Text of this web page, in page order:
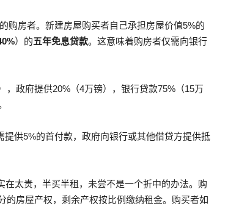
购房者。新建房屋购买者自己承担房屋价值5%的
）的五年免息贷款。这意味着购房者仅需向银行
，政府提供20%（4万镑），银行贷款75%（15万
提供5%的首付款，政府向银行或其他借贷方提供抵
在太贵，半买半租，未尝不是一个折中的办法。购
的房屋产权，剩余产权按比例缴纳租金。购买者如